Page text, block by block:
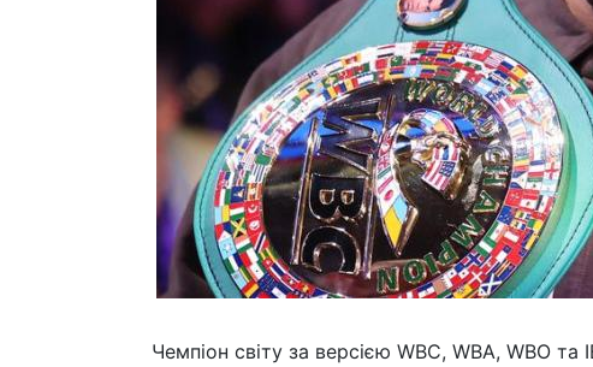
Чемпіон світу за версією WBC, WBA, WBO